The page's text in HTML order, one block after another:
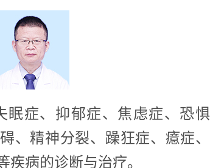
、抑郁症、焦虑症、恐惧
、精神分裂、躁狂症、癔症、
病的诊断与治疗。